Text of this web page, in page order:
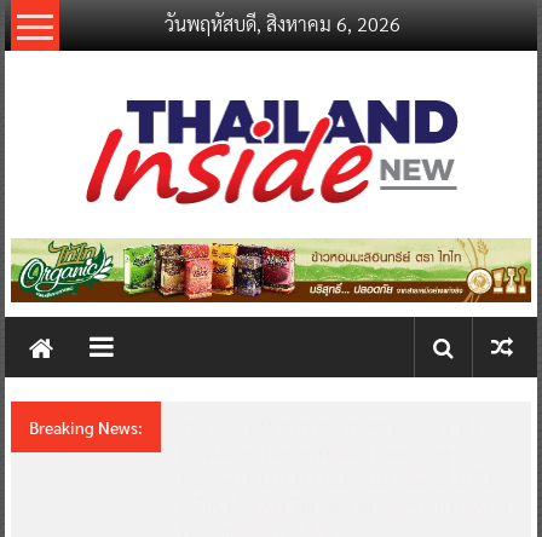
Skip
to
วันพฤหัสบดี, สิงหาคม 6, 2026
thailandinsidenew.com
Thailand
New
Breaking News: